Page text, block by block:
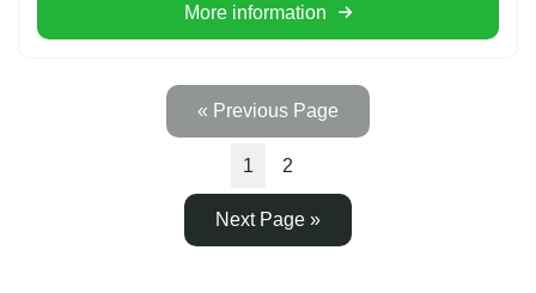
More information
« Previous Page
1 2
Next Page »